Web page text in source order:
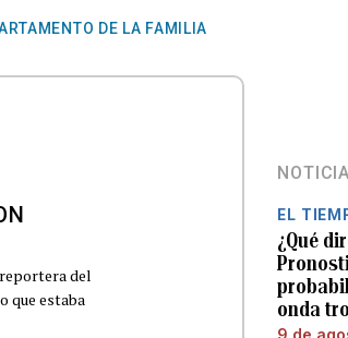
DE LA FAMILIA
del
que estaba
EL
¿Qué
onda
9 de